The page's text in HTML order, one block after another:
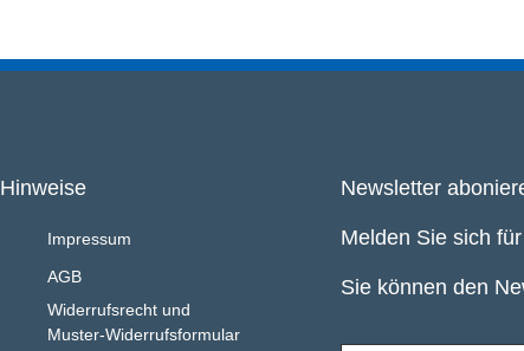
Hinweise
Impressum
AGB
Widerrufsrecht und
Muster-Widerrufsformular
Newsletter
Melden Sie sich
Sie können den